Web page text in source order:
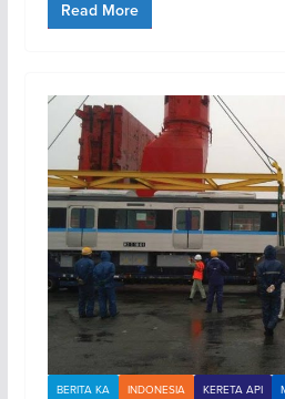
Read More
BERITA KA INDONESIA KERETA API